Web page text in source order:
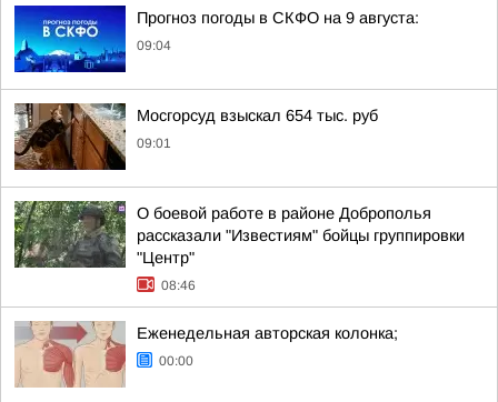
Прогноз погоды в СКФО на 9 августа:
09:04
Мосгорсуд взыскал 654 тыс. руб
09:01
О боевой работе в районе Доброполья
рассказали "Известиям" бойцы группировки
"Центр"
08:46
Еженедельная авторская колонка;
00:00